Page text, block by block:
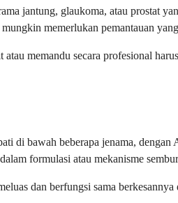
jantung, glaukoma, atau prostat
memerlukan pemantauan
memandu secara profesional
di bawah beberapa jenama,
formulasi atau mekanisme
dan berfungsi sama